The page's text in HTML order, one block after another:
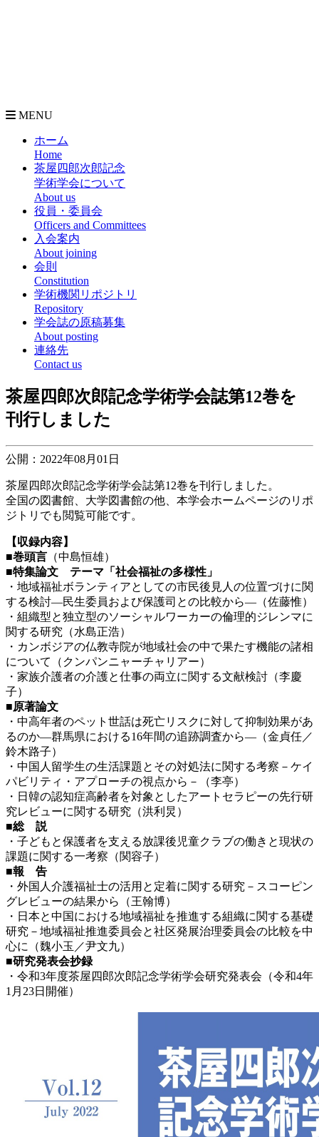
MENU
ホーム
Home
茶屋四郎次郎記念
学術学会について
About us
役員・委員会
Officers and Committees
入会案内
About joining
会則
Constitution
学術機関リポジトリ
Repository
学会誌の原稿募集
About posting
連絡先
Contact us
茶屋四郎次郎記念学術学会誌第12巻を
刊行しました
公開：2022年08月01日
茶屋四郎次郎記念学術学会誌第12巻を刊行しました。
全国の図書館、大学図書館の他、本学会ホームページのリポ
ジトリでも閲覧可能です。
【収録内容】
■巻頭言 （中島恒雄）
■特集論文 テーマ「社会福祉の多様性」
・地域福祉ボランティアとしての市民後見人の位置づけに関
する検討―民生委員および保護司との比較から―（佐藤惟）
・組織型と独立型のソーシャルワーカーの倫理的ジレンマに
関する研究（水島正浩）
・カンボジアの仏教寺院が地域社会の中で果たす機能の諸相
について（クンパンニャーチャリアー）
・家族介護者の介護と仕事の両立に関する文献検討（李慶
子）
■原著論文
・中高年者のペット世話は死亡リスクに対して抑制効果があ
るのか―群馬県における16年間の追跡調査から―（金貞任／
鈴木路子）
・中国人留学生の生活課題とその対処法に関する考察－ケイ
パビリティ・アプローチの視点から－（李亭）
・日韓の認知症高齢者を対象としたアートセラピーの先行研
究レビューに関する研究（洪利炅）
■総 説
・子どもと保護者を支える放課後児童クラブの働きと現状の
課題に関する一考察（関容子）
■報 告
・外国人介護福祉士の活用と定着に関する研究－スコーピン
グレビューの結果から（王翰博）
・日本と中国における地域福祉を推進する組織に関する基礎
研究－地域福祉推進委員会と社区発展治理委員会の比較を中
心に（魏小玉／尹文九）
■研究発表会抄録
・令和3年度茶屋四郎次郎記念学術学会研究発表会（令和4年
1月23日開催）